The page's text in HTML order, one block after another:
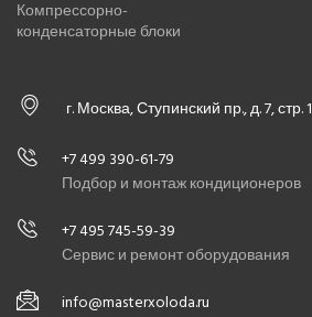
Компрессорно-
конденсаторные блоки
г. Москва, Ступинский пр., д. 7, стр. 1
+7 499 390-61-79
Подбор и монтаж кондиционеров
+7 495 745-59-39
Сервис и ремонт оборудования
info@masterxoloda.ru